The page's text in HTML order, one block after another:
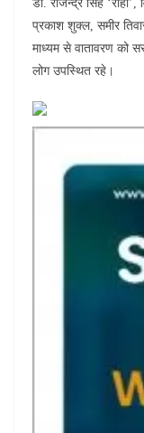
डा. राजेन्द्र सिंह
प्रकाश शुक्ल, समीर
माध्यम से वातावरण को
लोग उपस्थित रहे।